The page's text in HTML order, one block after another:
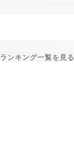
ランキング一覧を見る